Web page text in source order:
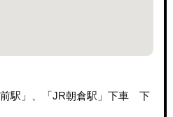
」、「JR朝倉駅」下車 下